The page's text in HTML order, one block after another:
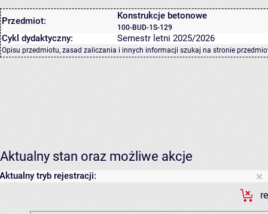
Przedmiot: Konstrukcje betonowe
100-BUD-1S-129
Cykl dydaktyczny: Semestr letni 2025/2026
Opisu przedmiotu, zasad zaliczania i innych informacji szukaj na stronie
Aktualny stan oraz możliwe akcje
Aktualny tryb rejestracji: